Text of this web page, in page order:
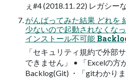
ぇ#4 (2018.11. 22) レガシー
がんばってみた結果 どれを
少ないので起動されなくな
インストール不可能
「セキュリティ規約で外部
できません」 • 「Excelの⽅
Backlog(Git) ・「gitわかり